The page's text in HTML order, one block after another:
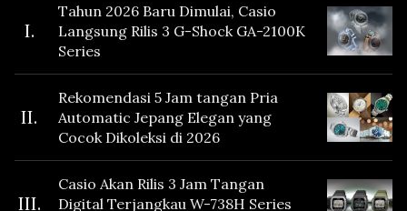
I.
Tahun 2026 Baru Dimulai, Casio
Langsung Rilis 3 G-Shock GA-2100K
Series
II.
Rekomendasi 5 Jam tangan Pria
Automatic Jepang Elegan yang
Cocok Dikoleksi di 2026
III.
Casio Akan Rilis 3 Jam Tangan
Digital Terjangkau W-738H Series